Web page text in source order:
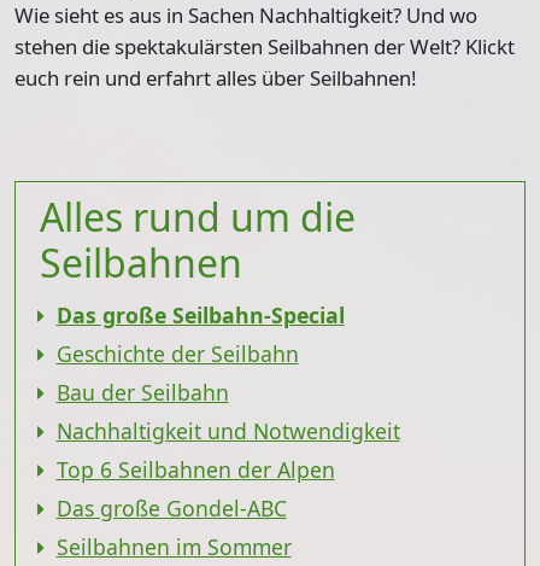
Wie sieht es aus in Sachen Nachhaltigkeit? Und wo
stehen die spektakulärsten Seilbahnen der Welt? Klickt
euch rein und erfahrt alles über Seilbahnen!
Alles rund um die
Seilbahnen
Das große Seilbahn-Special
Geschichte der Seilbahn
Bau der Seilbahn
Nachhaltigkeit und Notwendigkeit
Top 6 Seilbahnen der Alpen
Das große Gondel-ABC
Seilbahnen im Sommer